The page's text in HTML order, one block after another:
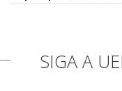
SIGA A